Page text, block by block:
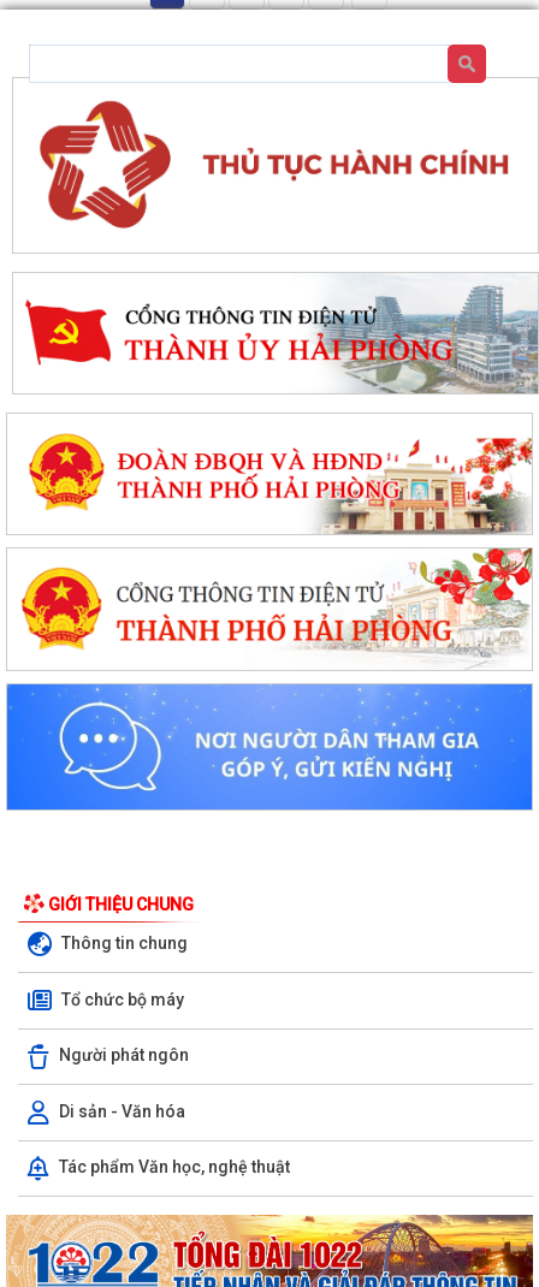
GIỚI THIỆU CHUNG
Thông tin chung
Tổ chức bộ máy
Người phát ngôn
Di sản - Văn hóa
Tác phẩm Văn học, nghệ thuật
Kiến tạo “Thế” quốc gia: Bước chuyển của tư duy đối ngoại Việt Nam
trong kỷ nguyên mới
PHÁT HUY GIÁ TRỊ CÁC DI TÍCH VĂN HÓA TRONG KỶ NGUYÊN MỚI Ở
PHƯỜNG TRẦN NHÂN TÔNG, THÀNH PHỐ HẢI...